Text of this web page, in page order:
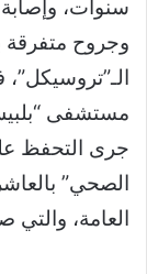
وجروح متفرقة
مستشفى
جرى التحفظ
الصحي”
العامة،